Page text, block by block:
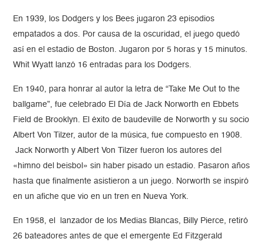
En 1939, los Dodgers y los Bees jugaron 23 episodios
empatados a dos. Por causa de la oscuridad, el juego quedó
así en el estadio de Boston. Jugaron por 5 horas y 15 minutos.
Whit Wyatt lanzó 16 entradas para los Dodgers.
En 1940, para honrar al autor la letra de “Take Me Out to the
ballgame”, fue celebrado El Día de Jack Norworth en Ebbets
Field de Brooklyn. El éxito de baudeville de Norworth y su socio
Albert Von Tilzer, autor de la música, fue compuesto en 1908.
Jack Norworth y Albert Von Tilzer fueron los autores del
«himno del beisbol» sin haber pisado un estadio. Pasaron años
hasta que finalmente asistieron a un juego. Norworth se inspiró
en un afiche que vio en un tren en Nueva York.
En 1958, el lanzador de los Medias Blancas, Billy Pierce, retiró
26 bateadores antes de que el emergente Ed Fitzgerald